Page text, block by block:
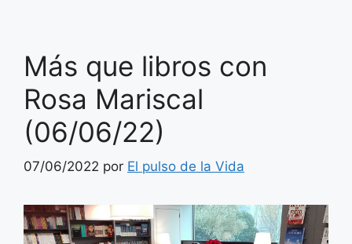
Más que libros con
Rosa Mariscal
(06/06/22)
07/06/2022 por El pulso de la Vida